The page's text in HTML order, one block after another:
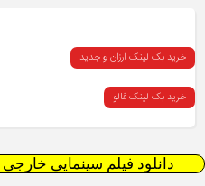
خرید بک لینک ارزان و جدید
خرید بک لینک فالو
دانلود فیلم سینمایی